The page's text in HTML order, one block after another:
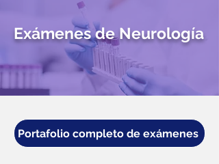
Exámenes de Neurología
Portafolio completo de exámenes